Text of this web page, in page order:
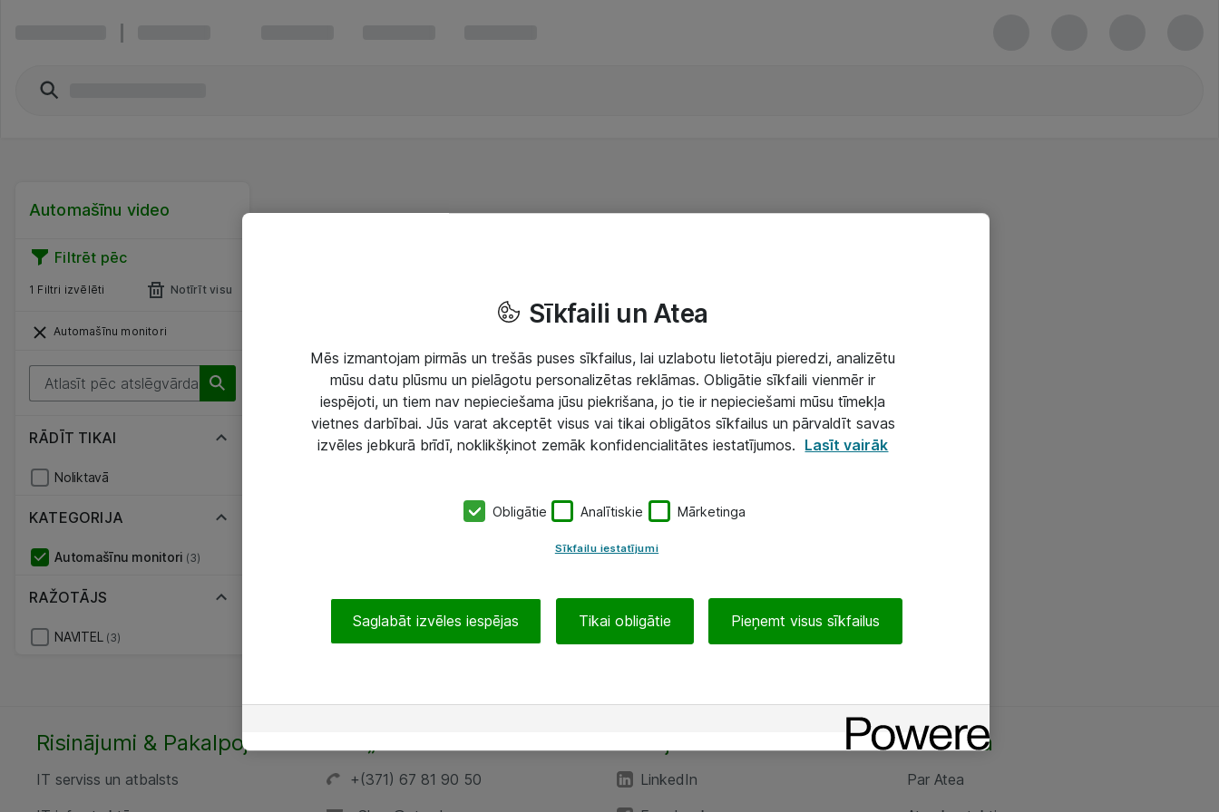
Automašīnu video
Filtrēt pēc
1 Filtri izvēlēti Notīrīt visu
Automašīnu monitori
RĀDĪT TIKAI
Noliktavā
KATEGORIJA
Automašīnu monitori (3)
RAŽOTĀJS
NAVITEL (3)
Risinājumi & Pakalpojumi
IT serviss un atbalsts
+(371) 67 81 90 50
LinkedIn
Par Atea
Par Atea
Sīkfaili un Atea
Mēs izmantojam pirmās un trešās puses sīkfailus, lai uzlabotu lietotāju pieredzi, analizētu
mūsu datu plūsmu un pielāgotu personalizētas reklāmas. Obligātie sīkfaili vienmēr ir
iespējoti, un tiem nav nepieciešama jūsu piekrišana, jo tie ir nepieciešami mūsu tīmekļa
vietnes darbībai. Jūs varat akceptēt visus vai tikai obligātos sīkfailus un pārvaldīt savas
izvēles jebkurā brīdī, noklikšķinot zemāk konfidencialitātes iestatījumos. Lasīt vairāk
Obligātie Analītiskie Mārketinga
Sīkfailu iestatījumi
Saglabāt izvēles iespējas Tikai obligātie Pieņemt visus sīkfailus